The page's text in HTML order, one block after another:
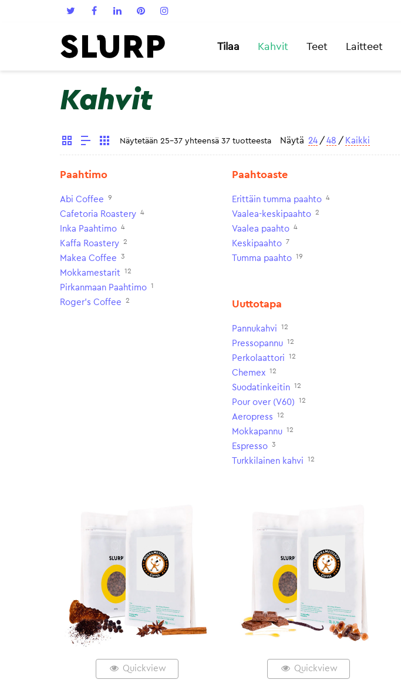
Tilaa Kahvit Teet Laitteet
Kahvit
Näytetään 25-37 yhteensä 37 tuotteesta Näytä 24 / 48 / Kaikki
Paahtimo
Abi Coffee 9
Cafetoria Roastery 4
Inka Paahtimo 4
Kaffa Roastery 2
Makea Coffee 3
Mokkamestarit 12
Pirkanmaan Paahtimo 1
Roger's Coffee 2
Paahtoaste
Erittäin tumma paahto 4
Vaalea-keskipaahto 2
Vaalea paahto 4
Keskipaahto 7
Tumma paahto 19
Uuttotapa
Pannukahvi 12
Pressopannu 12
Perkolaattori 12
Chemex 12
Suodatinkeitin 12
Pour over (V60) 12
Aeropress 12
Mokkapannu 12
Espresso 3
Turkkilainen kahvi 12
Quickview Quickview